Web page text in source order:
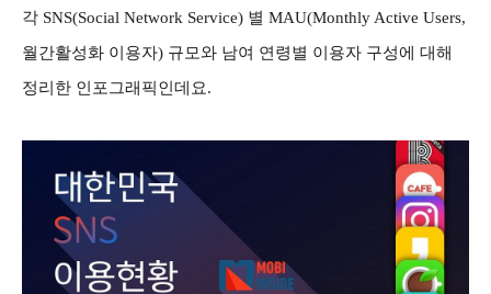
각 SNS(Social Network Service) 별 MAU(Monthly Active Users,
월간활성화 이용자) 규모와 남여 연령별 이용자 구성에 대해
정리한 인포그래픽인데요.